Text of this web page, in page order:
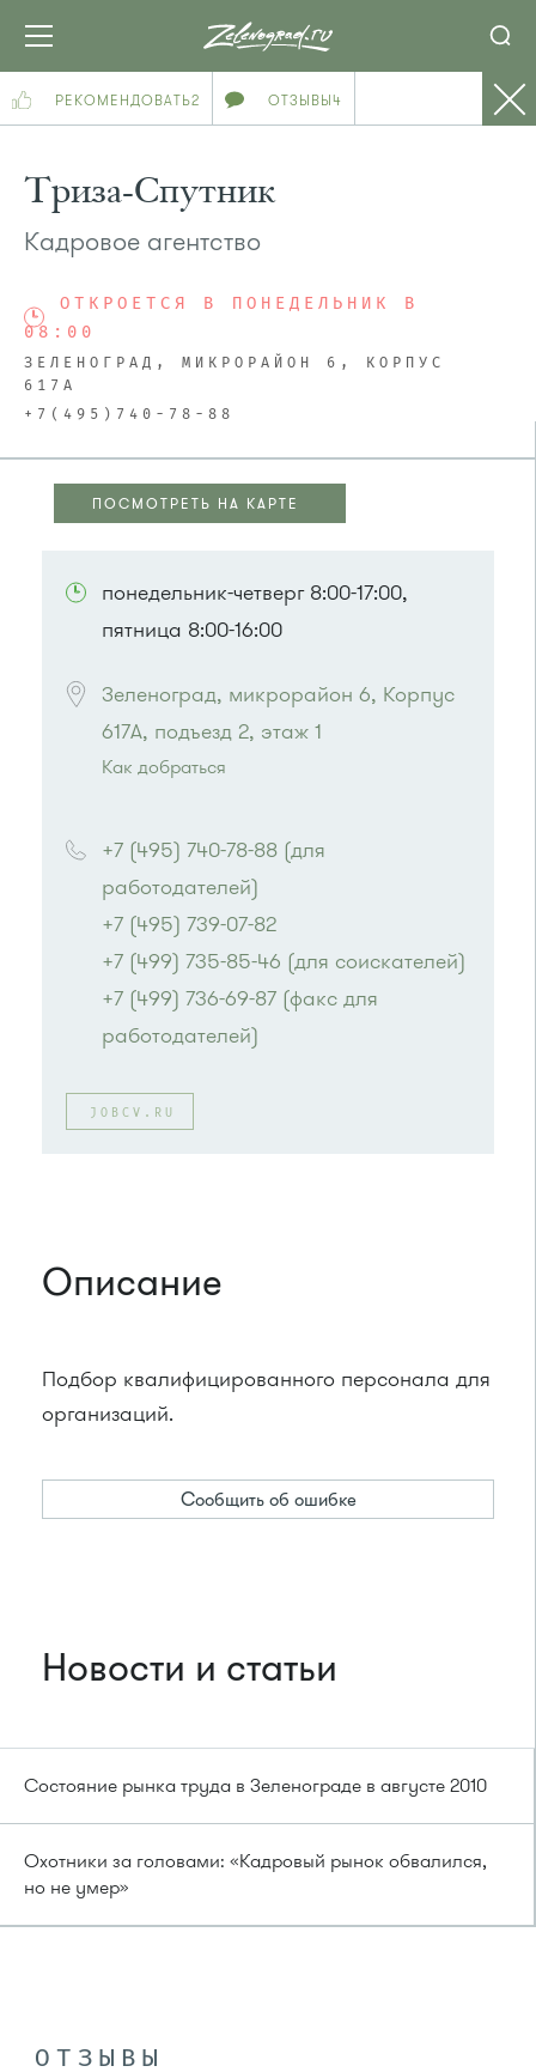
РЕКОМЕНДОВАТЬ2 ОТЗЫВЫ4
Триза-Спутник
Кадровое агентство
ОТКРОЕТСЯ В ПОНЕДЕЛЬНИК В
08:00
ЗЕЛЕНОГРАД, МИКРОРАЙОН 6, КОРПУС
617А
+7(495)740-78-88
ПОСМОТРЕТЬ НА КАРТЕ
понедельник-четверг 8:00-17:00,
пятница 8:00-16:00
Зеленоград, микрорайон 6, Корпус
617А, подъезд 2, этаж 1
Как добраться
Автобусы № 1, 2, 6, 7, 10, 19.
Маршрутка № 419м, 720м, 903
или до остановки"Поликлиника"
Автобусы № 1, 2, 7,19, 31
+7 (495) 740-78-88 (для
работодателей)
+7 (495) 739-07-82
+7 (499) 735-85-46 (для соискателей)
+7 (499) 736-69-87 (факс для
работодателей)
JOBCV.RU
Описание
Подбор квалифицированного персонала для
организаций.
Сообщить об ошибке
Новости и статьи
Состояние рынка труда в Зеленограде в августе 2010
Охотники за головами: «Кадровый рынок обвалился,
но не умер»
ОТЗЫВЫ